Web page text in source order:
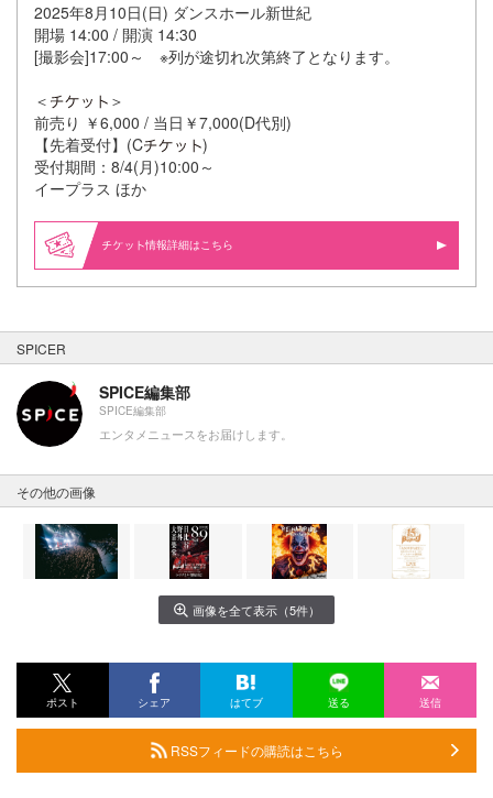
2025年8月10日(日) ダンスホール新世紀
開場 14:00 / 開演 14:30
[撮影会]17:00～ ※列が途切れ次第終了となります。
＜
＞
前売り ￥6,000 / 当日￥7,000(D代別)
【先着受付】(C
)
受付期間：8/4(月)10:00～
イープラス ほか
情報詳細はこちら
SPICER
SPICE編集部
SPICE編集部
エンタメニュースをお届けします。
その他の画像
画像を全て表示（5件）
ポスト シェア はてブ 送る 送信
RSSフィードの購読はこちら